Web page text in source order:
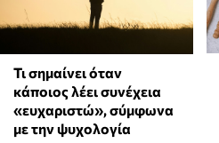
Τι σημαίνει όταν
κάποιος λέει συνέχεια
«ευχαριστώ», σύμφωνα
με την ψυχολογία